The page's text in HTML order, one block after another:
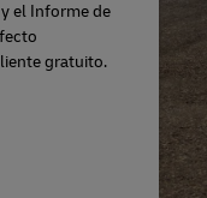
el Informe de
gratuito.